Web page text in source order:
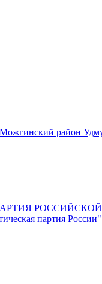
район
партия России"